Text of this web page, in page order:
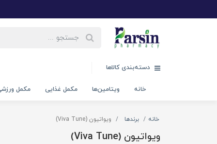
دسته‌بندی کالاها
خانه ویتامین‌ها مکمل غذایی مکمل
خانه برندها ویواتیون (Viva Tune)
ویواتیون (Viva Tune)